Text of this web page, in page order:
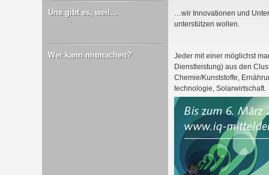
Uns gibt es, weil…
…wir Innovationen und
unterstützen wollen.
Wer kann mitmachen?
Jeder mit einer möglichst
Dienstleistung) aus den
Chemie/Kunststoffe,
technologie, Solarwirtschaft.